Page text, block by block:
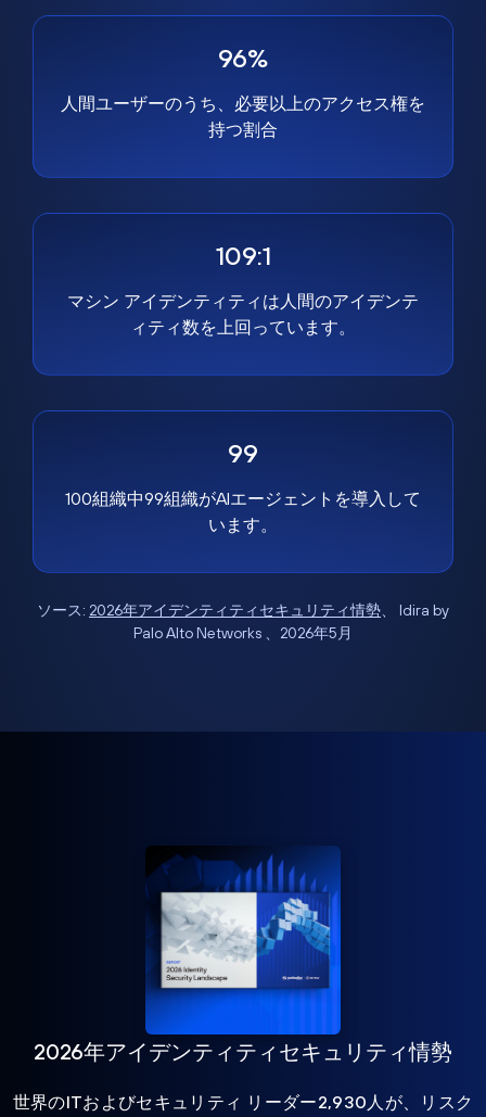
96%
人間ユーザーのうち、必要以上のアクセス権を
持つ割合
109:1
マシン アイデンティティは人間のアイデンテ
ィティ数を上回っています。
99
100組織中99組織がAIエージェントを導入して
います。
ソース: 2026年アイデンティティセキュリティ情勢、 Idira by
Palo Alto Networks 、2026年5月
2026年アイデンティティセキュリティ情勢
世界のITおよびセキュリティ リーダー2,930人が、リスク